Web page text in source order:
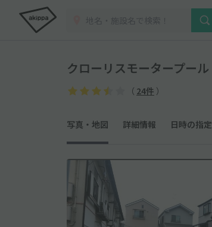
クローリスモータープール
（ 24件 ）
写真・地図 詳細情報 日時の指定